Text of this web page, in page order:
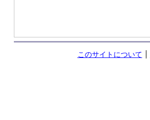
このサイトについて